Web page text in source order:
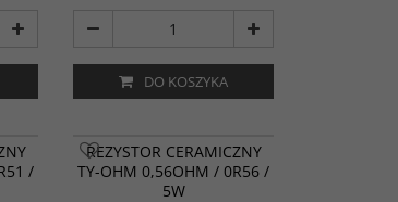
DO KOSZYKA
/
REZYSTOR CERAMICZNY
TY-OHM 0,56OHM / 0R56 /
5W